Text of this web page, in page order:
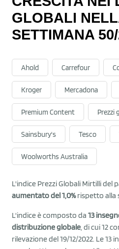
GLOBALI
SETTIMANA
Ahold Carrefour
Kroger Mercadona
Premium Content Prezzi
Sainsbury's Tesco
Woolworths Australia
L'indice Prezzi Globali Mirtilli del
aumentato del 1,0%rispetto alla
L'indice è composto da 13
distribuzione globale, di cui 12
rilevazione del 19/12/2022. Le